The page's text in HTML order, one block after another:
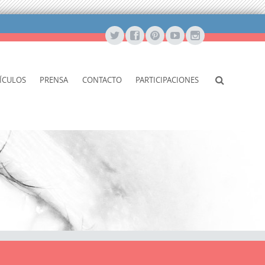
PRENSA CONTACTO PARTICIPACIONES